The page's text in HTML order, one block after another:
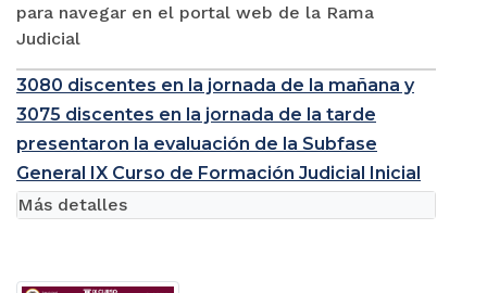
para navegar en el portal web de la Rama
Judicial
3080 discentes en la jornada de la mañana y
3075 discentes en la jornada de la tarde
presentaron la evaluación de la Subfase
General IX Curso de Formación Judicial Inicial
Más detalles